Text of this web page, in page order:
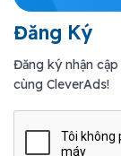
Đăng Ký
Đăng ký nhận
cùng CleverAds!